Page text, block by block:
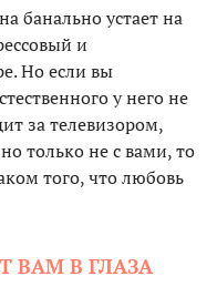
банально устает на
и
Но если вы
у него не
за телевизором,
только не с вами, то
того, что любовь
ВАМ В ГЛАЗА